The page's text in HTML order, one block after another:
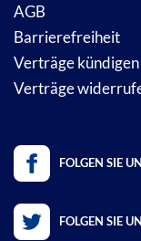
AGB
Barrierefreiheit
Verträge kündigen
Verträge
FOLGEN SIE
FOLGEN SIE